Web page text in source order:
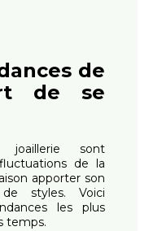
de
de se
sont
de la
apporter son
styles. Voici
les plus
temps.